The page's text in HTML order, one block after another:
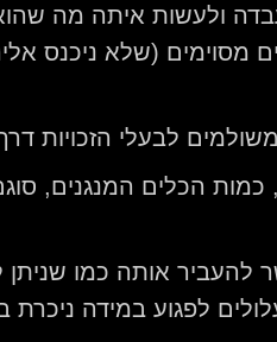
ולעשות איתה מה
מסוימים (שלא ניכנס
לבעלי הזכויות
כמות הכלים המנגנים,
להעביר אותה כמו שניתן
לפגוע במידה ניכרת